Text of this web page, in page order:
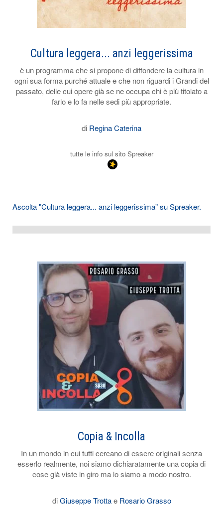
Cultura leggera... anzi leggerissima
è un programma che si propone di diffondere la cultura in
ogni sua forma purché attuale e che non riguardi i Grandi del
passato, delle cui opere già se ne occupa chi è più titolato a
farlo e lo fa nelle sedi più appropriate.
di Regina Caterina
tutte le info sul sito Spreaker
Ascolta "Cultura leggera... anzi leggerissima" su Spreaker.
Copia & Incolla
In un mondo in cui tutti cercano di essere originali senza
esserlo realmente, noi siamo dichiaratamente una copia di
cose già viste in giro ma lo siamo a modo nostro.
diGiuseppe Trottae Rosario Grasso